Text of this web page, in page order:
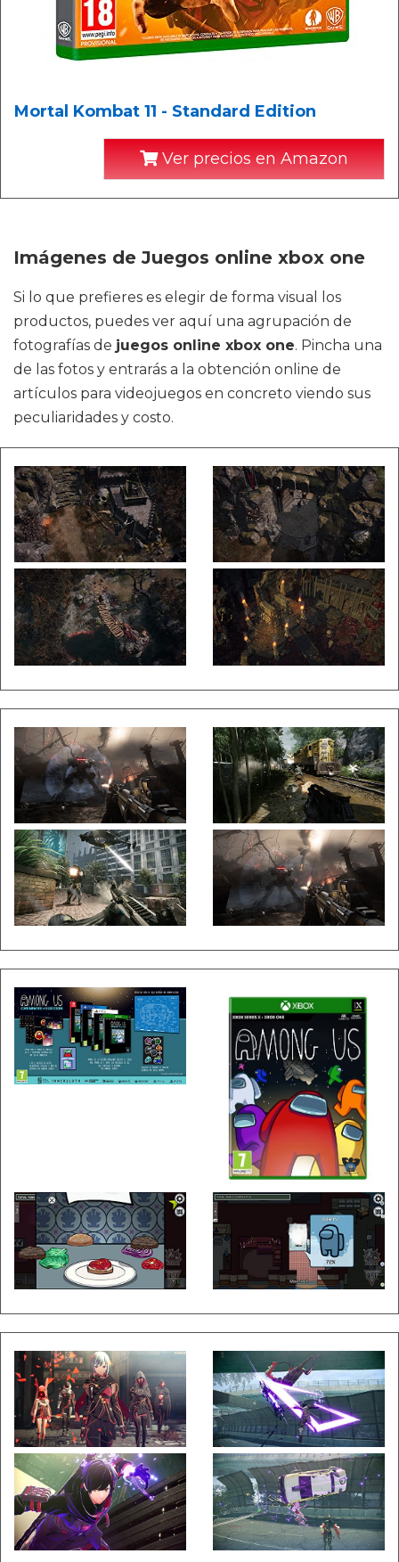
Mortal Kombat 11 - Standard Edition
Ver precios en Amazon
Imágenes de Juegos online xbox one
Si lo que prefieres es elegir de forma visual los
productos, puedes ver aquí una agrupación de
fotografías de juegos online xbox one. Pincha una
de las fotos y entrarás a la obtención online de
artículos para videojuegos en concreto viendo sus
peculiaridades y costo.